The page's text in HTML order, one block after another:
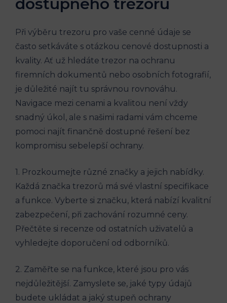
Při výběru trezoru pro vaše cenné údaje se
často setkáváte s otázkou cenové dostupnosti a
kvality. Ať už hledáte trezor na ochranu
firemních dokumentů nebo osobních fotografií,
je důležité najít tu správnou rovnováhu.
Navigace mezi cenami a kvalitou není vždy
snadný úkol, ale s našimi radami vám chceme
pomoci najít finančně dostupné řešení bez
kompromisu sebelepší ochrany.
1. Prozkoumejte různé značky a jejich nabídky.
Každá značka trezorů má své vlastní specifikace
a funkce. Vyberte si značku, která nabízí kvalitní
zabezpečení, při zachování rozumné ceny.
Přečtěte si recenze od ostatních uživatelů a
vyhledejte doporučení od odborníků.
2. Zaměřte se na funkce, které jsou pro vás
nejdůležitější. Zamyslete se, jaké typy údajů
budete ukládat a jaký stupeň ochrany